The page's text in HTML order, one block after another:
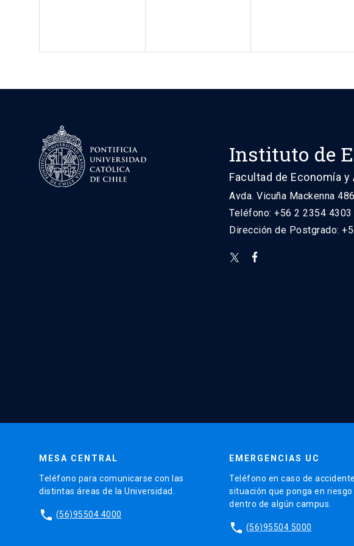
Instituto de
Facultad de Economía
Avda. Vicuña Mackenna
Teléfono: +56 2 2354 4303
Dirección de Postgrado:
MESA CENTRAL
Teléfono para comunicarse con las
distintas áreas de la Universidad.
phone (56)95504 4000
EMERGENCIAS UC
Teléfono en caso de
situación que ponga en riesgo
dentro de algún campus.
phone (56)95504 5000